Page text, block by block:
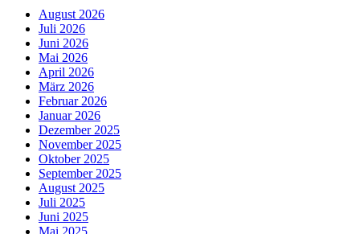
August 2026
Juli 2026
Juni 2026
Mai 2026
April 2026
März 2026
Februar 2026
Januar 2026
Dezember 2025
November 2025
Oktober 2025
September 2025
August 2025
Juli 2025
Juni 2025